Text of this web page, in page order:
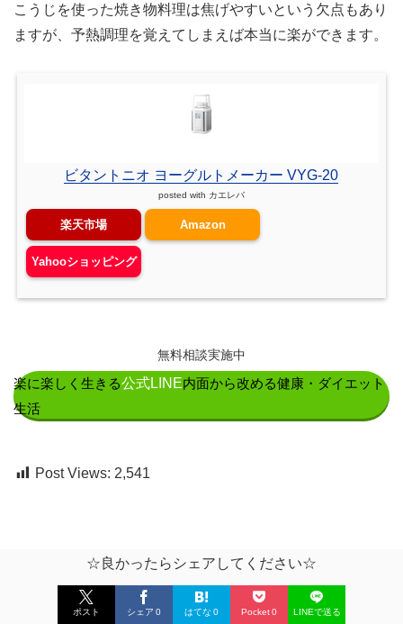
こうじを使った焼き物料理は焦げやすいという欠点もあり
ますが、予熱調理を覚えてしまえば本当に楽ができます。
ビタントニオ ヨーグルトメーカー VYG-20
posted with カエレバ
楽天市場 Amazon
Yahooショッピング
無料相談実施中
楽に楽しく生きる公式LINE内面から改める健康・ダイエット
生活
Post Views: 2,541
☆良かったらシェアしてください☆
ポスト シェア 0 はてな 0 Pocket0 LINEで送る